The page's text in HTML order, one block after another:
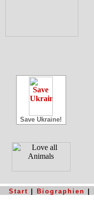
Save Ukraine!
Start Biographien